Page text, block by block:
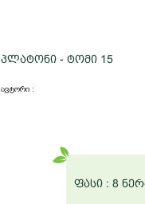
პლატონი - ტომი 15
ავტორი :
ფასი : 8